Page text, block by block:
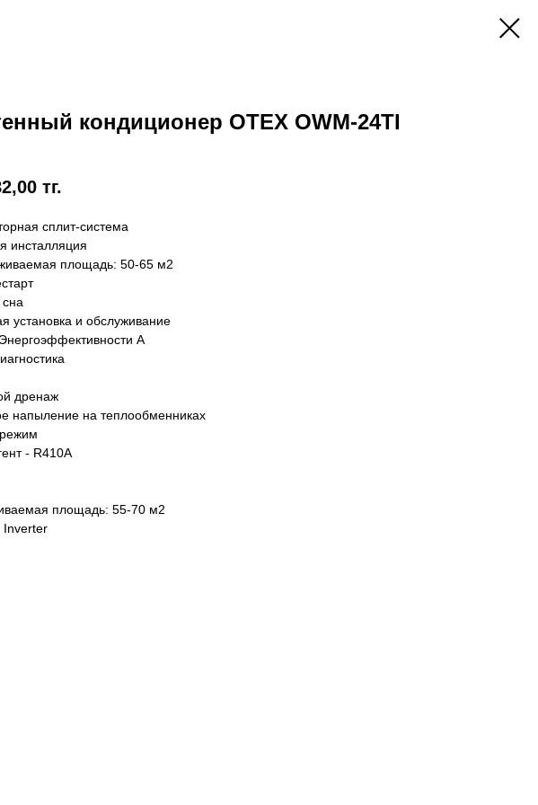
кондиционер OTEX OWM-24TI
тг.
сплит-система
инсталляция
площадь: 50-65 м2
установка и обслуживание
A
дренаж
напыление на теплообменниках
- R410A
площадь: 55-70 м2
Inverter